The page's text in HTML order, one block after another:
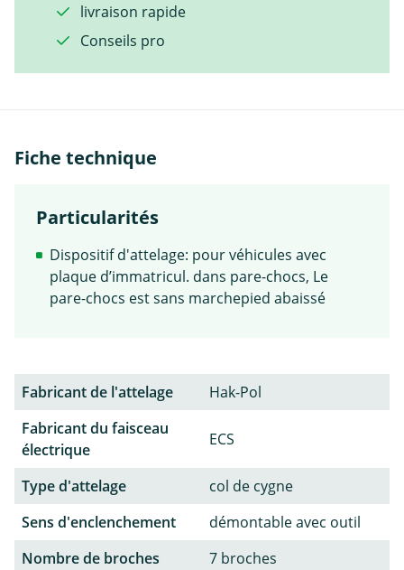
livraison rapide
Conseils pro
Fiche technique
Particularités
Dispositif d'attelage: pour véhicules avec
plaque d’immatricul. dans pare-chocs, Le
pare-chocs est sans marchepied abaissé
Fabricant de l'attelage
Hak-Pol
Fabricant du faisceau
électrique
ECS
Type d'attelage
col de cygne
Sens d'enclenchement
démontable avec outil
Nombre de broches
7 broches